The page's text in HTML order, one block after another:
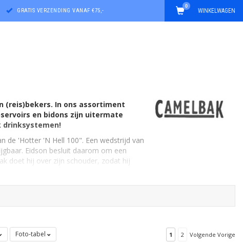
GRATIS VERZENDING VANAF €75,- WINKELWAGEN
0
(reis)bekers. In ons assortiment
en bidons zijn uitermate
drinksystemen!
de 'Hotter 'N Hell 100". Een wedstrijd van
Eidson besluit daarom om een
doet hij over zijn schouder, zodat hij
goed te kunnen blijven drinken.
leveren van prestaties, terwijl als
over de meet... Of ben je in staat op
Foto-tabel 1 2 Volgende Vorige